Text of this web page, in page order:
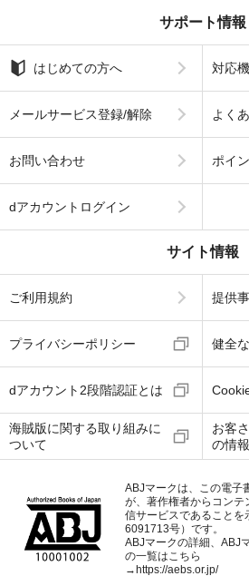
サポート情報
はじめての方へ 対応
メールサービス登録/解除 よく
お問い合わせ ポイ
dアカウントログイン
サイト情報
ご利用規約 提供
プライバシーポリシー 健全
dアカウント2段階認証とは
海賊版に関する取り組みに
ついて
お客
の情
ABJマークは、この電子
が、著作権者からコン
信サービスであること
6091713号）です。
ABJマークの詳細、ABJ
の一覧はこちら
→https://aebs.or.jp/